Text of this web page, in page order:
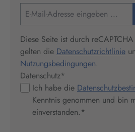
Diese Seite ist durch
gelten die Datenschutzrichtlinie
Nutzungsbedingungen.
Datenschutz*
Ich habe die
Kenntnis genommen und bin
einverstanden.*